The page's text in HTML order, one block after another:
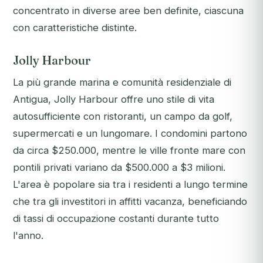
concentrato in diverse aree ben definite, ciascuna
con caratteristiche distinte.
Jolly Harbour
La più grande marina e comunità residenziale di
Antigua, Jolly Harbour offre uno stile di vita
autosufficiente con ristoranti, un campo da golf,
supermercati e un lungomare. I condomini partono
da circa $250.000, mentre le ville fronte mare con
pontili privati variano da $500.000 a $3 milioni.
L'area è popolare sia tra i residenti a lungo termine
che tra gli investitori in affitti vacanza, beneficiando
di tassi di occupazione costanti durante tutto
l'anno.